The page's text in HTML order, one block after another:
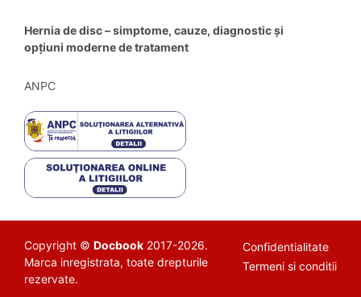
Hernia de disc – simptome, cauze, diagnostic și
opțiuni moderne de tratament
ANPC
Copyright © Docbook 2017-2026.
Marca inregistrata, toate drepturile
rezervate.
Confidentialitate
Termeni si conditii